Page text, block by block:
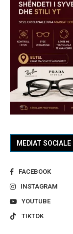
MEDIAT SOCIALE
FACEBOOK
INSTAGRAM
YOUTUBE
TIKTOK